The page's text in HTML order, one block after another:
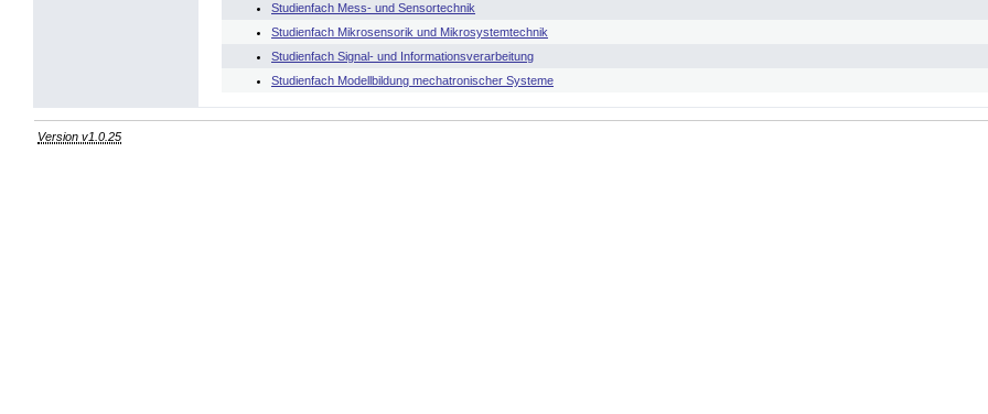
Studienfach Mess- und Sensortechnik
Studienfach Mikrosensorik und Mikrosystemtechnik
Studienfach Signal- und Informationsverarbeitung
Studienfach Modellbildung mechatronischer Systeme
Version v1.0.25